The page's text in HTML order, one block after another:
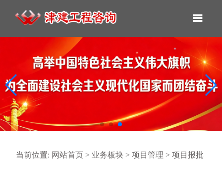
当前位置: 网站首页 > 业务板块 >项目管理 >项目报批